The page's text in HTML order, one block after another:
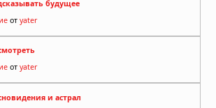
будущее
от yater
от yater
и астрал